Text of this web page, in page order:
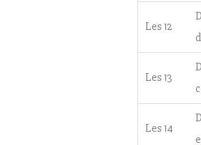
Les 12
Les 13
Les 14